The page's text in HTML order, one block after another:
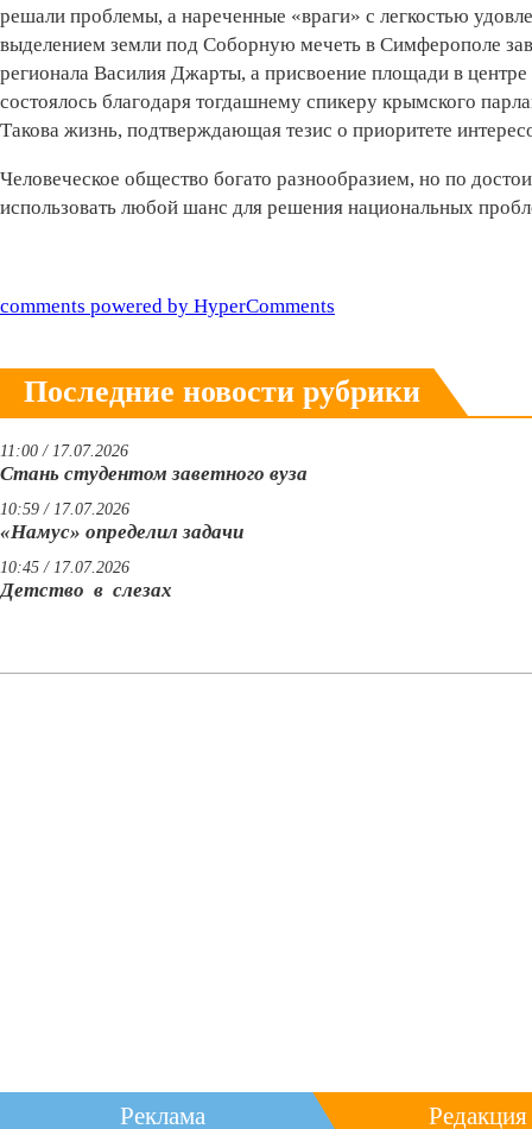
решали проблемы, а нареченные «враги» с легкостью
выделением земли под Соборную мечеть в Симферополе
регионала Василия Джарты, а присвоение площади в
состоялось благодаря тогдашнему спикеру крымского
Такова жизнь, подтверждающая тезис о приоритете
Человеческое общество богато разнообразием, но по
использовать любой шанс для решения национальных
comments powered by HyperComments
Последние новости рубрики
11:00 / 17.07.2026
Стань студентом заветного вуза
10:59 / 17.07.2026
«Намус» определил задачи
10:45 / 17.07.2026
Детство в слезах
Реклама Редакция